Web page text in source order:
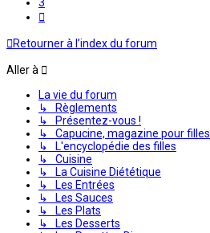
Retourner à l’index du forum
Aller à
La vie du forum
↳ Règlements
↳ Présentez-vous !
↳ Capucine, magazine pour filles
↳ L'encyclopédie des filles
↳ Cuisine
↳ La Cuisine Diététique
↳ Les Entrées
↳ Les Sauces
↳ Les Plats
↳ Les Desserts